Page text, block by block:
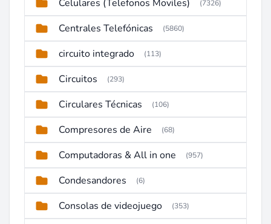
Celulares (Telefonos Moviles) (7326)
Centrales Telefónicas (5860)
circuito integrado (113)
Circuitos (293)
Circulares Técnicas (106)
Compresores de Aire (68)
Computadoras & All in one (957)
Condesandores (6)
Consolas de videojuego (353)